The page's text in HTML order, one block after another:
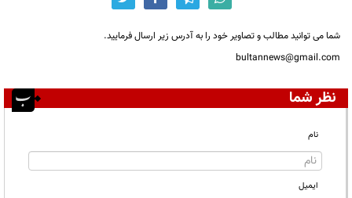
شما می توانید مطالب و تصاویر خود را به آدرس زیر ارسال فرمایید.
bultannews@gmail.com
نظر شما
نام
ایمیل